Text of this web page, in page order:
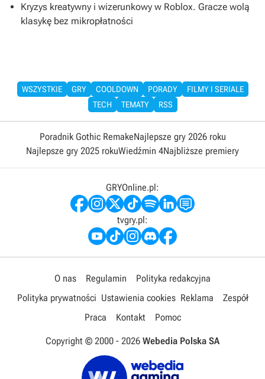
Kryzys kreatywny i wizerunkowy w Roblox. Gracze wolą
klasykę bez mikropłatności
WSZYSTKIE GRY COOLDOWN PORADY
FILMY I SERIALE
TECH
TEMATY RSS
Poradnik Gothic RemakeNajlepsze gry 2026 roku
Najlepsze gry 2025 rokuWiedźmin 4Najbliższe premiery
GRYOnline.pl:
tvgry.pl:
O nas Regulamin
Polityka redakcyjna
Polityka prywatności Ustawienia cookies Reklama
Zespół
Praca
Kontakt Pomoc
Copyright © 2000 - 2026 Webedia Polska SA